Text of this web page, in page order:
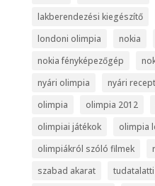
lakberendezési kiegészítő
londoni olimpia
nokia
nokia fényképezőgép
nyári olimpia
nyári
olimpia
olimpia 2012
olimpiai játékok
olimpia
olimpiákról szóló filmek
szabad akarat
tudatalatti